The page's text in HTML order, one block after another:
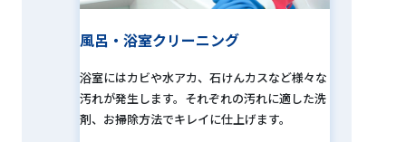
風呂・浴室クリーニング
浴室にはカビや水アカ、石けんカスなど様々な
汚れが発生します。それぞれの汚れに適した洗
剤、お掃除方法でキレイに仕上げます。